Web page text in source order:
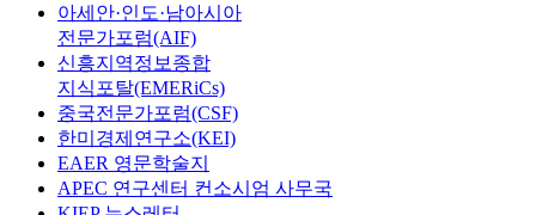
아세안·인도·남아시아
전문가포럼(AIF)
신흥지역정보종합
지식포탈(EMERiCs)
중국전문가포럼(CSF)
한미경제연구소(KEI)
EAER 영문학술지
APEC 연구센터 컨소시엄 사무국